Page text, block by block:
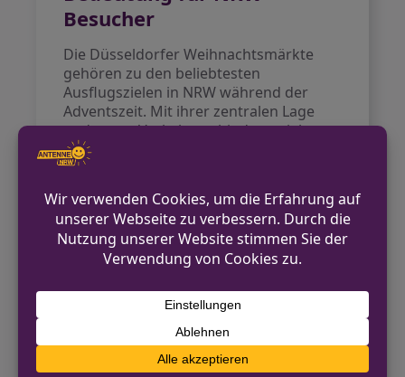
Besucher
Die Düsseldorfer Weihnachtsmärkte
gehören zu den beliebtesten
Ausflugszielen in NRW während der
Adventszeit. Mit ihrer zentralen Lage
und guten Verkehrsanbindung ziehen
sie Besucher aus dem gesamten
Bundesland an. Die Vielfalt der
Geschmack etwas – von traditionellem
Kunsthandwerk über kulinarische
Spezialitäten bis zu modernen
Winterattraktionen.
Ausblick auf die
kommenden Wochen
Bis zum 30. Dezember können Besucher